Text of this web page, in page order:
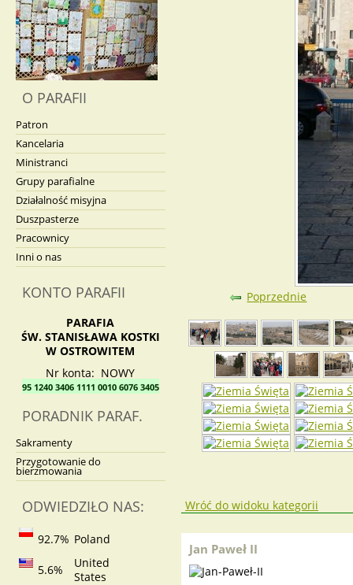
O PARAFII
Patron
Kancelaria
Ministranci
Grupy parafialne
Działalność misyjna
Duszpasterze
Pracownicy
Inni o nas
KONTO PARAFII
PARAFIA
ŚW. STANISŁAWA KOSTKI
W OSTROWITEM
Nr konta: NOWY
95 1240 3406 1111 0010 6076 3405
PORADNIK PARAF.
Sakramenty
Przygotowanie do
bierzmowania
ODWIEDZIŁO NAS:
92.7% Poland
5.6%
United
States
Poprzednie
Wróć do widoku kategorii
Jan Paweł II